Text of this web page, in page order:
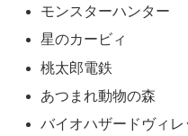
モンスターハンター
星のカービィ
桃太郎電鉄
あつまれ動物の森
バイオハザードヴィレ